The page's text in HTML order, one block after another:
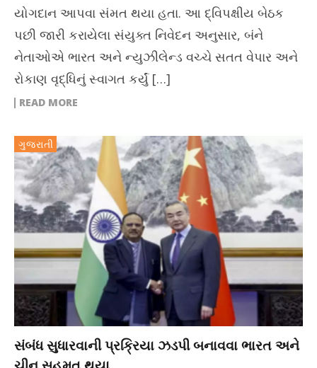
યોગદાન આપવા સંમત થયા હતા. આ દ્વિપક્ષીય બેઠક
પછી જારી કરાયેલા સંયુક્ત નિવેદન અનુસાર, બંને
નેતાઓએ ભારત અને ન્યુઝીલેન્ડ વચ્ચે સતત વેપાર અને
રોકાણ વૃદ્ધિનું સ્વાગત કર્યું […]
READ MORE
ગુજરાતી
સંબંધ સુધારવાની પ્રક્રિયા ઝડપી બનાવવા ભારત અને